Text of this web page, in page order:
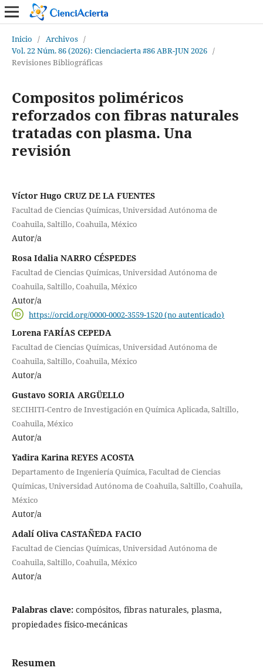
Inicio / Archivos /
Vol. 22 Núm. 86 (2026): Cienciacierta #86 ABR-JUN 2026 /
Revisiones Bibliográficas
Compositos poliméricos
reforzados con fibras naturales
tratadas con plasma. Una
revisión
Víctor Hugo CRUZ DE LA FUENTES
Facultad de Ciencias Químicas, Universidad Autónoma de
Coahuila, Saltillo, Coahuila, México
Autor/a
Rosa Idalia NARRO CÉSPEDES
Facultad de Ciencias Químicas, Universidad Autónoma de
Coahuila, Saltillo, Coahuila, México
Autor/a
https://orcid.org/0000-0002-3559-1520 (no autenticado)
Lorena FARÍAS CEPEDA
Facultad de Ciencias Químicas, Universidad Autónoma de
Coahuila, Saltillo, Coahuila, México
Autor/a
Gustavo SORIA ARGÜELLO
SECIHITI-Centro de Investigación en Química Aplicada, Saltillo,
Coahuila, México
Autor/a
Yadira Karina REYES ACOSTA
Departamento de Ingeniería Química, Facultad de Ciencias
Químicas, Universidad Autónoma de Coahuila, Saltillo, Coahuila,
México
Autor/a
Adalí Oliva CASTAÑEDA FACIO
Facultad de Ciencias Químicas, Universidad Autónoma de
Coahuila, Saltillo, Coahuila, México
Autor/a
Palabras clave: compósitos, fibras naturales, plasma,
propiedades físico-mecánicas
Resumen